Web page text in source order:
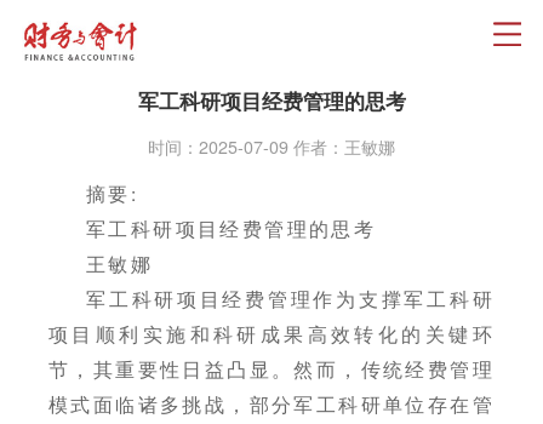
军工科研项目经费管理的思考
时间：2025-07-09 作者：王敏娜
摘要:
军工科研项目经费管理的思考
王敏娜
军工科研项目经费管理作为支撑军工科研
项目顺利实施和科研成果高效转化的关键环
节，其重要性日益凸显。然而，传统经费管理
模式面临诸多挑战，部分军工科研单位存在管